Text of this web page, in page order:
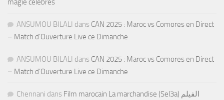
magie célèbres
ANSUMOU BILALI dans CAN 2025 : Maroc vs Comores en Direct
– Match d’Ouverture Live ce Dimanche
ANSUMOU BILALI dans CAN 2025 : Maroc vs Comores en Direct
– Match d’Ouverture Live ce Dimanche
Chennani dans Film marocain La marchandise (Sel3a) الفيلم